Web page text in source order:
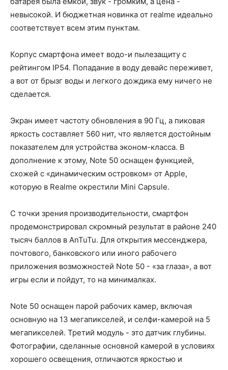
невысокой. И бюджетная новинка от realme идеально
соответствует всем этим пунктам.
Корпус смартфона имеет водо-и пылезащиту с
рейтингом IP54. Попадание в воду девайс переживет,
а вот от брызг воды и легкого дождика ему ничего не
сделается.
Экран имеет частоту обновления в 90 Гц, а пиковая
яркость составляет 560 нит, что является достойным
показателем для устройства эконом-класса. В
дополнение к этому, Note 50 оснащен функцией,
схожей с «динамическим островком» от Apple,
которую в Realme окрестили Mini Capsule.
С точки зрения производительности, смартфон
продемонстрировал скромный результат в районе 240
тысяч баллов в AnTuTu. Для открытия мессенджера,
почтового, банковского или иного рабочего
приложения возможностей Note 50 - «за глаза», а вот
игры если и пойдут, то на минималках.
Note 50 оснащен парой рабочих камер, включая
основную на 13 мегапикселей, и селфи-камерой на 5
мегапикселей. Третий модуль - это датчик глубины.
Фотографии, сделанные основной камерой в условиях
хорошего освещения, отличаются яркостью и